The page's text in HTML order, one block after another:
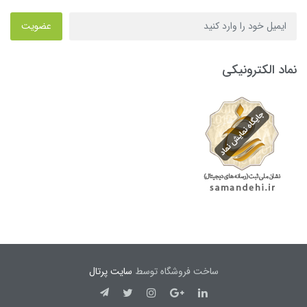
عضویت
نماد الکترونیکی
ساخت فروشگاه توسط سایت پرتال